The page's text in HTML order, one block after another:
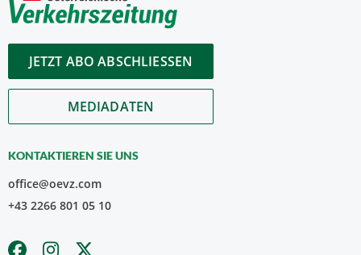
JETZT ABO ABSCHLIESSEN
MEDIADATEN
KONTAKTIEREN SIE UNS
office@oevz.com
+43 2266 801 05 10